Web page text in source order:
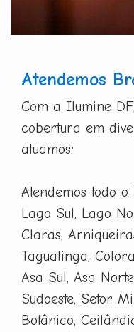
Atendemos
Com a Ilumine
cobertura em
atuamos:
Atendemos todo
Lago Sul, Lago
Claras,
Taguatinga,
Asa Sul, Asa
Sudoeste, Setor
Botânico,